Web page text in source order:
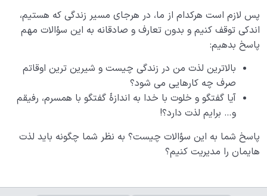
پس لازم است هرکدام از ما، در هرجای مسیر زندگی که هستیم،
اندکی توقف کنیم و بدون تعارف و صادقانه به این سؤالات مهم
پاسخ بدهیم:
بالاترین لذت من در زندگی چیست و شیرین ترین اوقاتم
صرف چه کارهایی می شود؟
آیا گفتگو و خلوت با خدا به اندازۀ گفتگو با همسرم، رفیقم
و… برایم لذت دارد؟!
پاسخ شما به این سؤالات چیست؟ به نظر شما چگونه باید لذت
هایمان را مدیریت کنیم؟